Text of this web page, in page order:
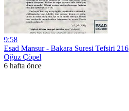
9:58
Esad Mansur - Bakara Suresi Tefsiri 216
Oğuz Çöpel
6 hafta önce